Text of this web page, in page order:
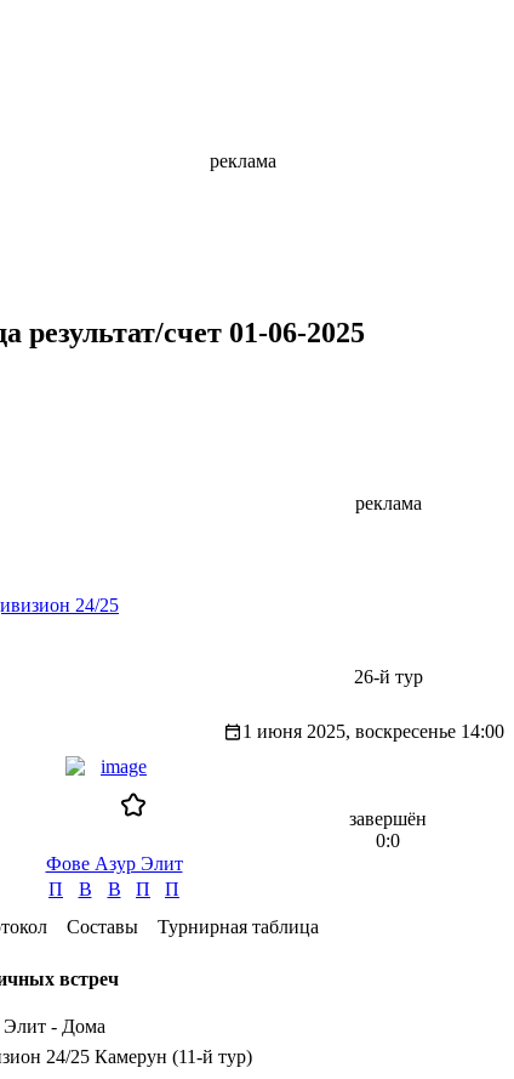
реклама
счет 01-06-2025
реклама
24/25
26-й тур
1 июня 2025, воскресенье 14:00
Фове Азур Элит
П
В В П П
завершён
0:0
Составы Турнирная таблица
встреч
- Дома
24/25 Камерун (11-й тур)